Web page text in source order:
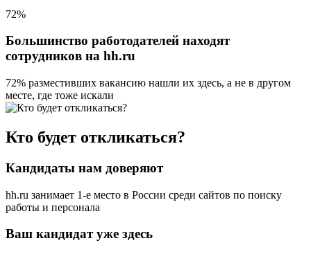
72%
Большинство работодателей находят
сотрудников на hh.ru
72% разместивших вакансию нашли их здесь, а не в другом
месте, где тоже искали
Кто будет откликаться?
Кандидаты нам доверяют
hh.ru занимает 1-е место в России среди сайтов по поиску
работы и персонала
Ваш кандидат уже здесь